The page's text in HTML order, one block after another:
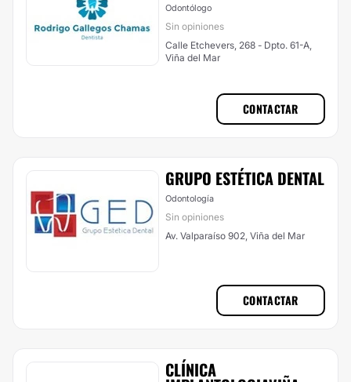
Odontólogo
Sin opiniones
Calle Etchevers, 268 - Dpto. 61-A,
Viña del Mar
CONTACTAR
GRUPO ESTÉTICA DENTAL
Odontología
Sin opiniones
Av. Valparaíso 902, Viña del Mar
CONTACTAR
CLÍNICA